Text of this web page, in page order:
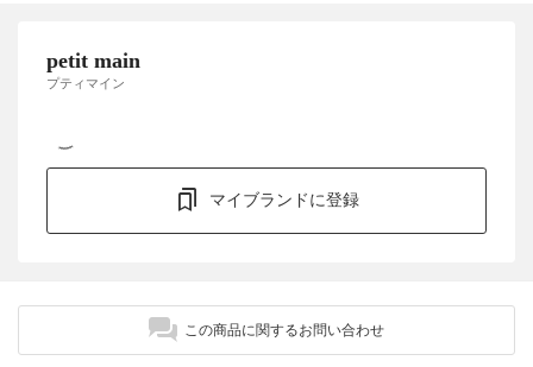
petit main
プティマイン
マイブランドに登録
この商品に関するお問い合わせ